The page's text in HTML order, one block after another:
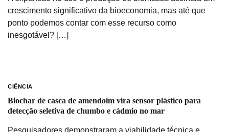
crescimento significativo da bioeconomia, mas até que
ponto podemos contar com esse recurso como
inesgotável? […]
CIÊNCIA
Biochar de casca de amendoim vira sensor plástico para
detecção seletiva de chumbo e cádmio no mar